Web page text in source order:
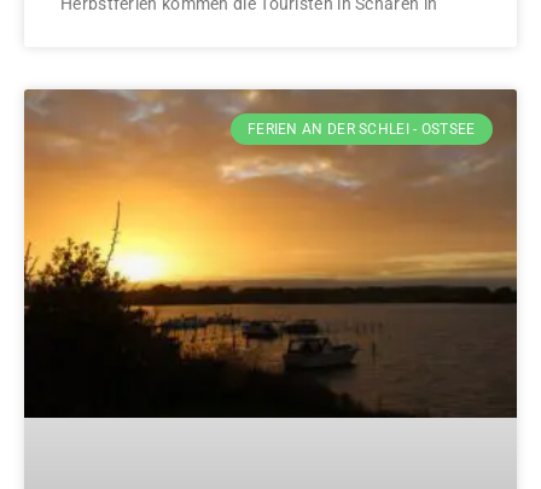
FERIEN AN DER SCHLEI - OSTSEE